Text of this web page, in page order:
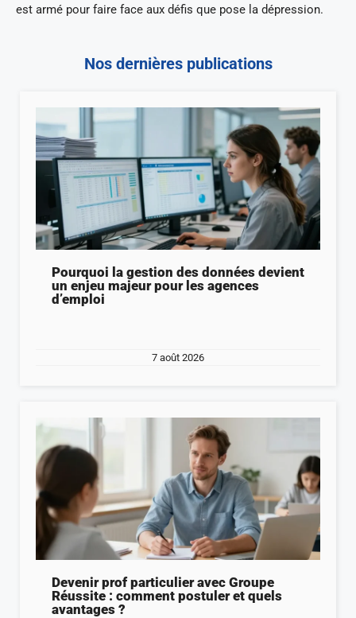
est armé pour faire face aux défis que pose la dépression.
Nos dernières publications
Pourquoi la gestion des données devient
un enjeu majeur pour les agences
d’emploi
7 août 2026
Devenir prof particulier avec Groupe
Réussite : comment postuler et quels
avantages ?